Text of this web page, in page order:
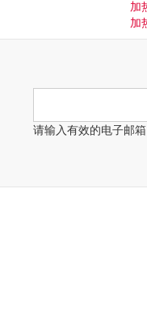
加
加
请输入有效的电子邮箱